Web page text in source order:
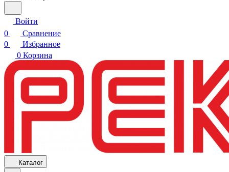
Войти
0
Сравнение
0
Избранное
0 Корзина
Каталог